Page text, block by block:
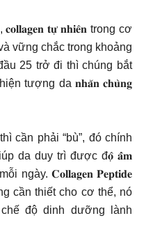
𝐭𝐮̛̣ 𝐧𝐡𝐢𝐞̂𝐧 trong cơ
vững chắc trong khoảng
25 trở đi thì chúng bắt
tượng da 𝐧𝐡𝐚̆𝐧 𝐜𝐡𝐮̀𝐧𝐠
cần phải “bù”, đó chính
da duy trì được đ𝐨̣̂ 𝐚̂̉𝐦
ngày. 𝐂𝐨𝐥𝐥𝐚𝐠𝐞𝐧 𝐏𝐞𝐩𝐭𝐢𝐝𝐞
cần thiết cho cơ thể, nó
độ dinh dưỡng lành